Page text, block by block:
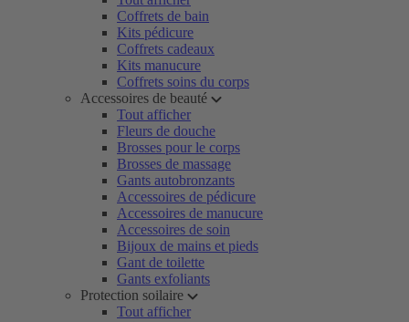
Coffrets de bain
Kits pédicure
Coffrets cadeaux
Kits manucure
Coffrets soins du corps
Accessoires de beauté
Tout afficher
Fleurs de douche
Brosses pour le corps
Brosses de massage
Gants autobronzants
Accessoires de pédicure
Accessoires de manucure
Accessoires de soin
Bijoux de mains et pieds
Gant de toilette
Gants exfoliants
Protection soilaire
Tout afficher